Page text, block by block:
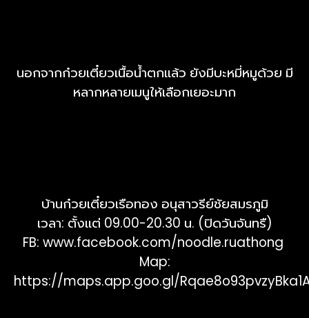
นอกจากก๋วยเตี๋ยวเนื้อน้ำตกแล้ว ยังมีบะหมี่หมูด้วย มี
หลากหลายเมนูให้เลือกเยอะมาก
บ้านก๋วยเตี๋ยวเรือทอง อนุสาวรีย์ชัยสมรภูมิ
เวลา: ตั้งแต่ 09.00-20.30 น. (ปิดวันจันทรื)
FB: www.facebook.com/noodle.ruathong
Map:
https://maps.app.goo.gl/